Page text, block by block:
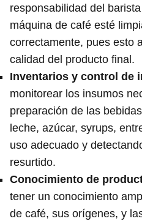
responsabilidad del
máquina de café esté
correctamente, pues esto
calidad del producto final.
Inventarios y control de
monitorear los insumos
preparación de las
leche, azúcar, syrups,
uso adecuado y
resurtido.
Conocimiento de
tener un conocimiento
de café, sus orígenes, y